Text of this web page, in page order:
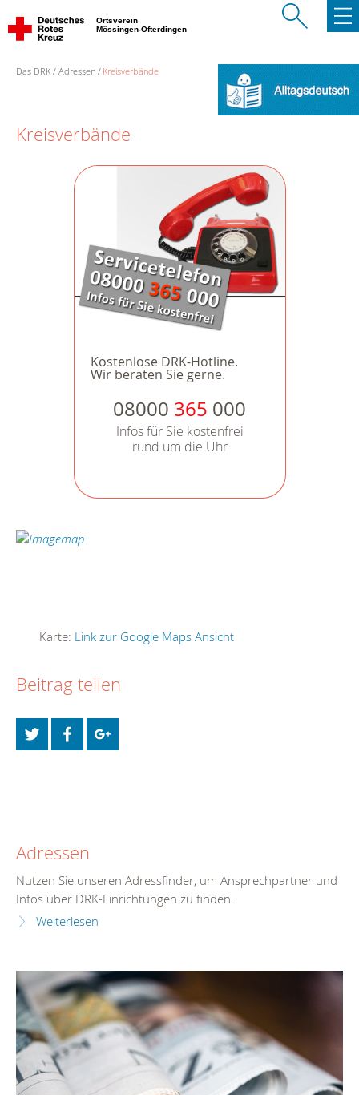
Ortsverein
Mössingen-Ofterdingen
Das DRK Adressen Kreisverbände
Kreisverbände
Kostenlose DRK-Hotline.
Wir beraten Sie gerne.
08000 365 000
Infos für Sie kostenfrei
rund um die Uhr
Karte: Link zur Google Maps Ansicht
Beitrag teilen
Adressen
Nutzen Sie unseren Adressfinder, um Ansprechpartner und
Infos über DRK-Einrichtungen zu finden.
Weiterlesen